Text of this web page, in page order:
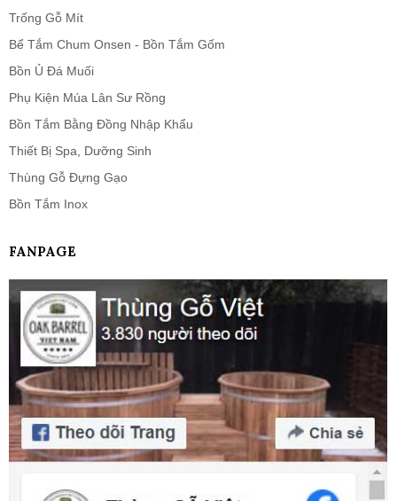
Trống Gỗ Mít
Bể Tắm Chum Onsen - Bồn Tắm Gốm
Bồn Ủ Đá Muối
Phụ Kiện Múa Lân Sư Rồng
Bồn Tắm Bằng Đồng Nhập Khẩu
Thiết Bị Spa, Dưỡng Sinh
Thùng Gỗ Đựng Gạo
Bồn Tắm Inox
FANPAGE